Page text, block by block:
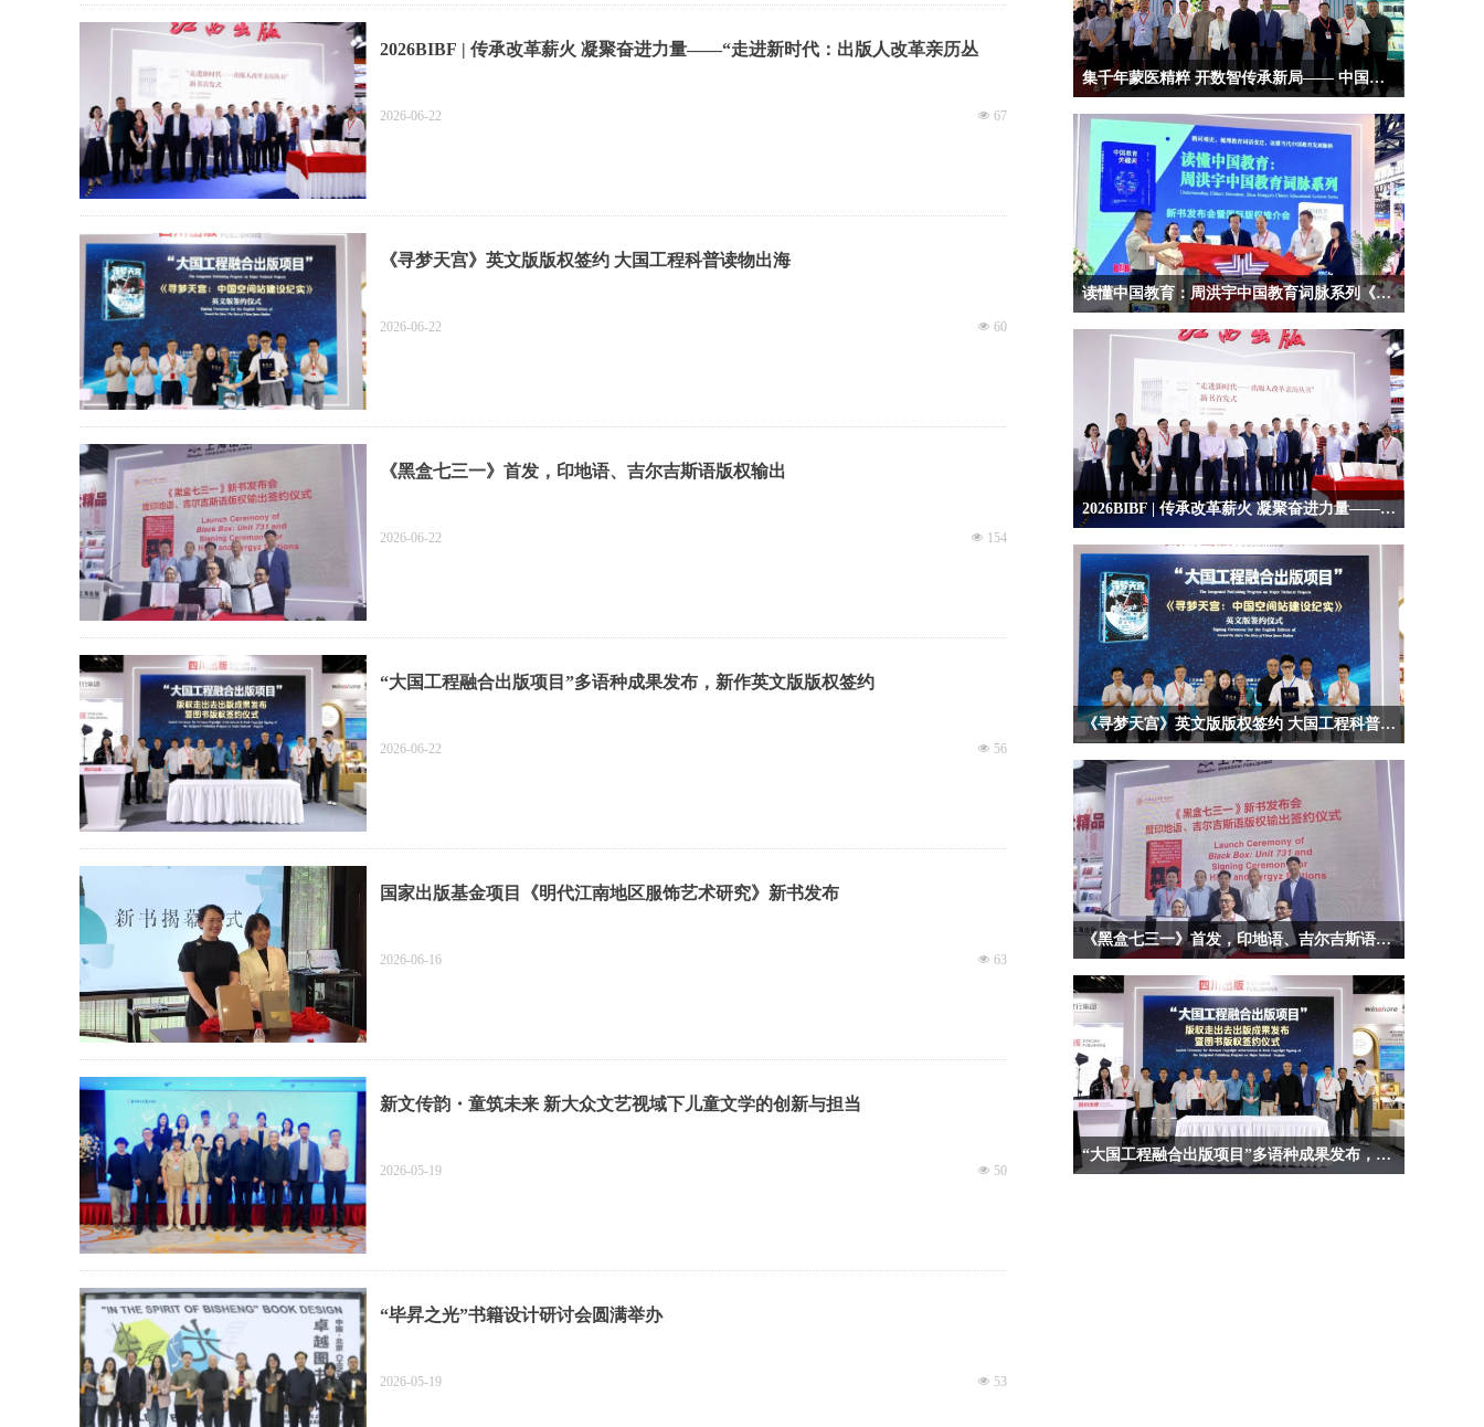
2026BIBF | 传承改革薪火 凝聚奋进力量——“走进新时代：出版人改革亲历丛
넶 67
2026-06-22
《寻梦天宫》英文版版权签约 大国工程科普读物出海
넶 60
2026-06-22
《黑盒七三一》首发，印地语、吉尔吉斯语版权输出
넶 154
2026-06-22
“大国工程融合出版项目”多语种成果发布，新作英文版版权签约
넶 56
2026-06-22
国家出版基金项目《明代江南地区服饰艺术研究》新书发布
넶 63
2026-06-16
新文传韵・童筑未来 新大众文艺视域下儿童文学的创新与担当
넶 50
2026-05-19
“毕昇之光”书籍设计研讨会圆满举办
넶 53
2026-05-19
集千年蒙医精粹 开数智传承新局—— 中国蒙医药知识库平台重磅推介
读懂中国教育：周洪宇中国教育词脉系列《中国教育关键词》《中国教育流行词》新书发布会暨国际版权推介会在京成功举办
2026BIBF | 传承改革薪火 凝聚奋进力量——“走进新时代：出版人改革亲历丛书”重磅亮相
《寻梦天宫》英文版版权签约 大国工程科普读物出海
《黑盒七三一》首发，印地语、吉尔吉斯语版权输出
“大国工程融合出版项目”多语种成果发布，新作英文版版权签约